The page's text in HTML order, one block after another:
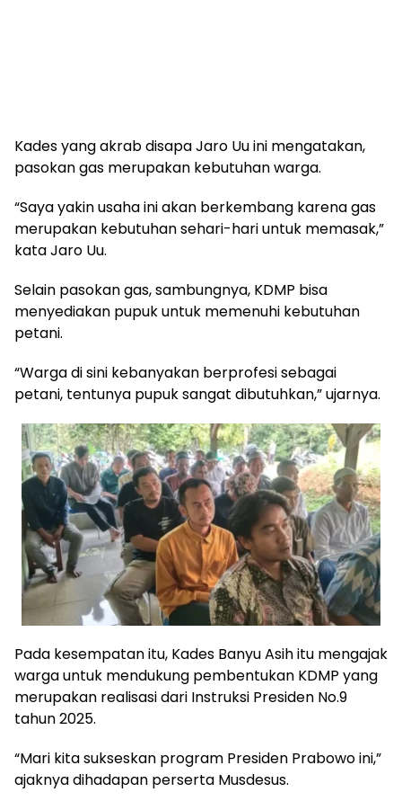
Kades yang akrab disapa Jaro Uu ini mengatakan,
pasokan gas merupakan kebutuhan warga.
“Saya yakin usaha ini akan berkembang karena gas
merupakan kebutuhan sehari-hari untuk memasak,”
kata Jaro Uu.
Selain pasokan gas, sambungnya, KDMP bisa
menyediakan pupuk untuk memenuhi kebutuhan
petani.
“Warga di sini kebanyakan berprofesi sebagai
petani, tentunya pupuk sangat dibutuhkan,” ujarnya.
Pada kesempatan itu, Kades Banyu Asih itu mengajak
warga untuk mendukung pembentukan KDMP yang
merupakan realisasi dari Instruksi Presiden No.9
tahun 2025.
“Mari kita sukseskan program Presiden Prabowo ini,”
ajaknya dihadapan perserta Musdesus.